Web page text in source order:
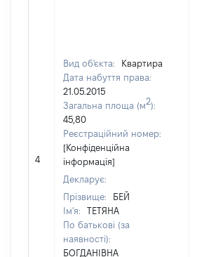
4
Вид об'єкта:
Квартира
Дата набуття права:
21.05.2015
Загальна площа (м2):
45,80
Реєстраційний номер:
[Конфіденційна
інформація]
Декларує:
Прізвище:
БЕЙ
Ім'я:
ТЕТЯНА
По батькові (за
наявності):
БОГДАНІВНА